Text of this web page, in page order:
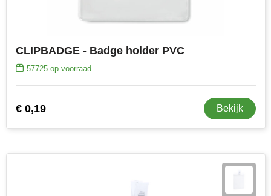
CLIPBADGE - Badge holder PVC
57725op voorraad
€ 0,19 Bekijk